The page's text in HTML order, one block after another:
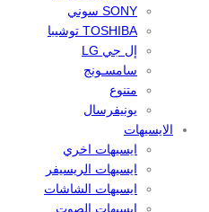
SONY سوني
TOSHIBA توشيبا
إل جي LG
سامسـونج
متنوع
يونيفرسال
الايسيهات
ايسيهات اخري
ايسيهات الريسيفر
ايسيهات الشاشات
ايسيهات الصوت